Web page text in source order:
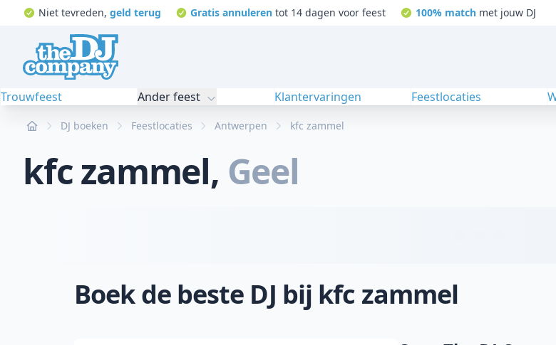
Niet tevreden, geld terug Gratis annuleren tot 14 dagen voor feest 100% matchmet jouw DJ
Trouwfeest Ander feest Klantervaringen Feestlocaties
Home DJ boeken Feestlocaties Antwerpen kfc zammel
kfc zammel, Geel
Boek de beste DJ bij kfc zammel